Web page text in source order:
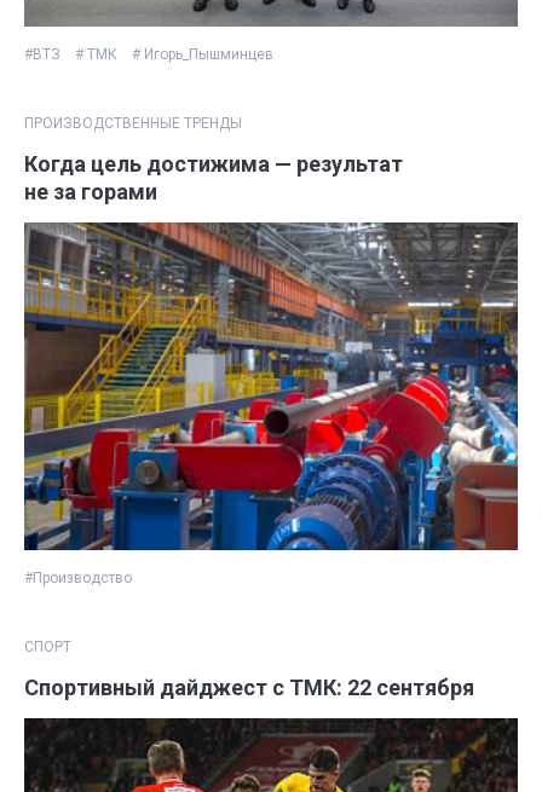
#ВТЗ # ТМК # Игорь_Пышминцев
ПРОИЗВОДСТВЕННЫЕ ТРЕНДЫ
Когда цель достижима — ​результат
не за горами
#Производство
СПОРТ
Спортивный дайджест с ТМК: 22 сентября